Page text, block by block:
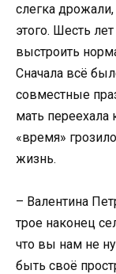
слегка
этого. Шесть
выстроить
Сначала всё
совместные
мать переехала
«время»
жизнь.
– Валентина
трое наконец
что вы нам не
быть своё